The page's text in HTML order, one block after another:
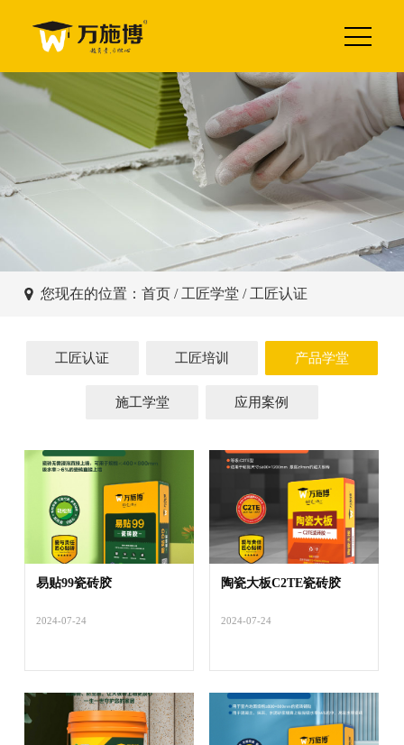
您现在的位置： 首页/ 工匠学堂 / 工匠认证
工匠认证 工匠培训 产品学堂
施工学堂 应用案例
易贴99瓷砖胶
2024-07-24
陶瓷大板C2TE瓷砖胶
2024-07-24